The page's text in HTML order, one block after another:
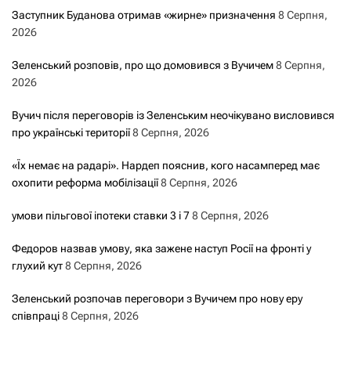
Заступник Буданова отримав «жирне» призначення 8 Серпня,
2026
Зеленський розповів, про що домовився з Вучичем8 Серпня,
2026
Вучич після переговорів із Зеленським неочікувано висловився
про українські території8 Серпня, 2026
«Їх немає на радарі». Нардеп пояснив, кого насамперед має
охопити реформа мобілізації8 Серпня, 2026
умови пільгової іпотеки ставки 3 і 78 Серпня, 2026
Федоров назвав умову, яка зажене наступ Росії на фронті у
глухий кут8 Серпня, 2026
Зеленський розпочав переговори з Вучичем про нову еру
співпраці8 Серпня, 2026